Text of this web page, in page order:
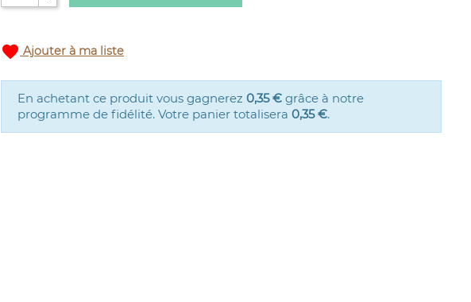
favorite Ajouter à ma liste
En achetant ce produit vous gagnerez 0,35 € grâce à notre
programme de fidélité. Votre panier totalisera 0,35 €.